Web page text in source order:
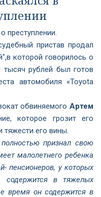
преступлении.
пристав продал
",в которой говорилось о
рублей был готов
автомобиля «Toyota
обвиняемого Артем
которое грозит его
тяжести его вины.
признал свою
малолетнего ребенка
пенсионеров, у которых
содержится в тяжелых
время он содержится в